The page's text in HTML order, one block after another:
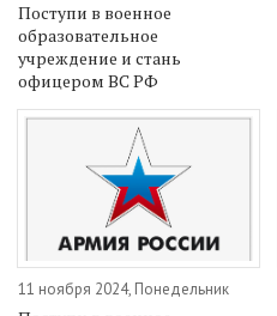
Поступи в военное
образовательное
учреждение и стань
офицером ВС РФ
11 ноября 2024, Понедельник